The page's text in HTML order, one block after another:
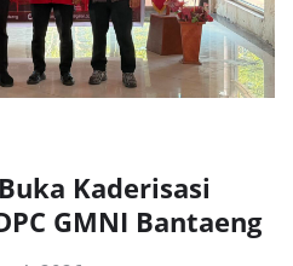
Kaderisasi
GMNI Bantaeng